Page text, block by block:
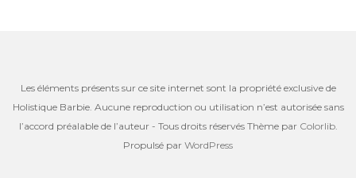
Les éléments présents sur ce site internet sont la propriété exclusive de
Holistique Barbie. Aucune reproduction ou utilisation n’est autorisée sans
l’accord préalable de l’auteur - Tous droits réservés Thème par Colorlib.
Propulsé par WordPress